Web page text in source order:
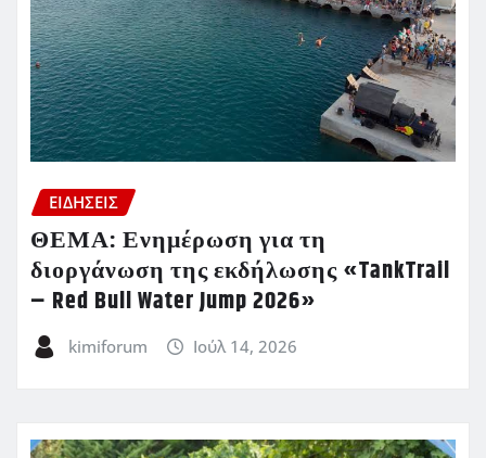
ΕΙΔΗΣΕΙΣ
ΘΕΜΑ: Ενημέρωση για τη
διοργάνωση της εκδήλωσης «TankTrail
– Red Bull Water Jump 2026»
kimiforum Ιούλ 14, 2026